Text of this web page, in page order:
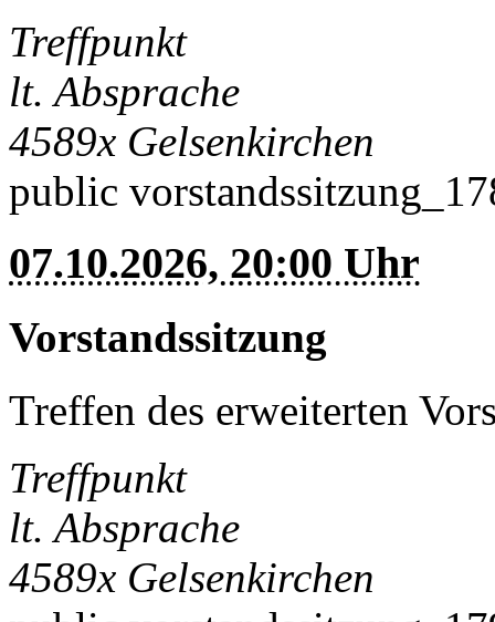
Treffpunkt
lt. Absprache
4589x Gelsenkirchen
public
07.10.2026, 20:00 Uhr
Vorstandssitzung
Treffen des erweiterten
Treffpunkt
lt. Absprache
4589x Gelsenkirchen